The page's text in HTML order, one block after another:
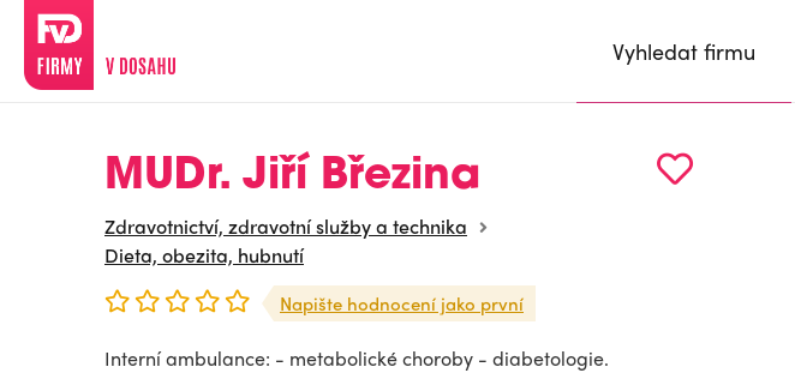
Vyhledat firmu
MUDr. Jiří Březina
Zdravotnictví, zdravotní služby a technika
Dieta, obezita, hubnutí
Napište hodnocení jako první
Interní ambulance: - metabolické choroby - diabetologie.